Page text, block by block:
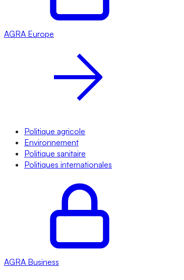
AGRA Europe
Politique agricole
Environnement
Politique sanitaire
Politiques internationales
AGRA Business